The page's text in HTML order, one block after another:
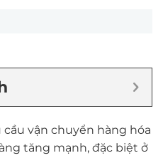
vận chuyển hàng hóa
tăng mạnh, đặc biệt ở